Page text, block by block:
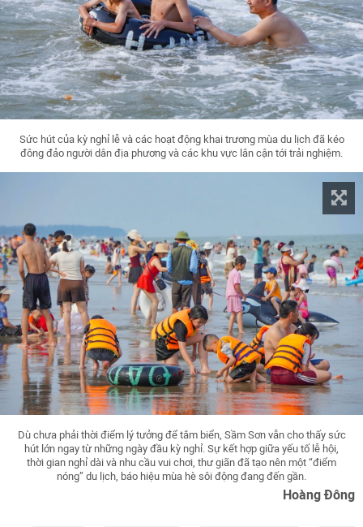
Sức hút của kỳ nghỉ lễ và các hoạt động khai trương mùa du lịch đã kéo
đông đảo người dân địa phương và các khu vực lân cận tới trải nghiệm.
Dù chưa phải thời điểm lý tưởng để tắm biển, Sầm Sơn vẫn cho thấy sức
hút lớn ngay từ những ngày đầu kỳ nghỉ. Sự kết hợp giữa yếu tố lễ hội,
thời gian nghỉ dài và nhu cầu vui chơi, thư giãn đã tạo nên một “điểm
nóng” du lịch, báo hiệu mùa hè sôi động đang đến gần.
Hoàng Đông